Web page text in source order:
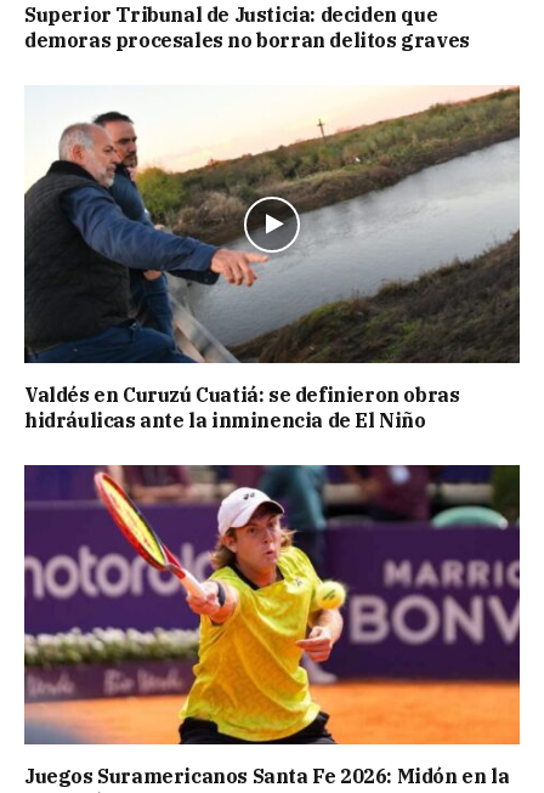
Superior Tribunal de Justicia: deciden que
demoras procesales no borran delitos graves
Valdés en Curuzú Cuatiá: se definieron obras
hidráulicas ante la inminencia de El Niño
Juegos Suramericanos Santa Fe 2026: Midón en la